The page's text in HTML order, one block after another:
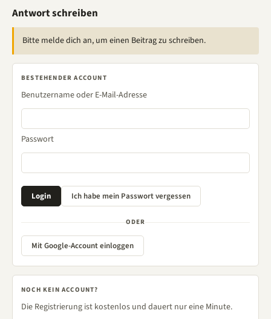
Antwort schreiben
Bitte melde dich an, um einen Beitrag zu schreiben.
BESTEHENDER ACCOUNT
Benutzername oder E-Mail-Adresse
Passwort
ODER
Mit Google-Account einloggen
NOCH KEIN ACCOUNT?
Die Registrierung ist kostenlos und dauert nur eine Minute.